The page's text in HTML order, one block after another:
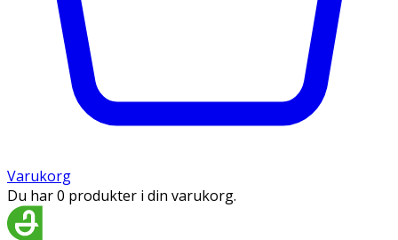
Varukorg
Du har 0 produkter i din varukorg.